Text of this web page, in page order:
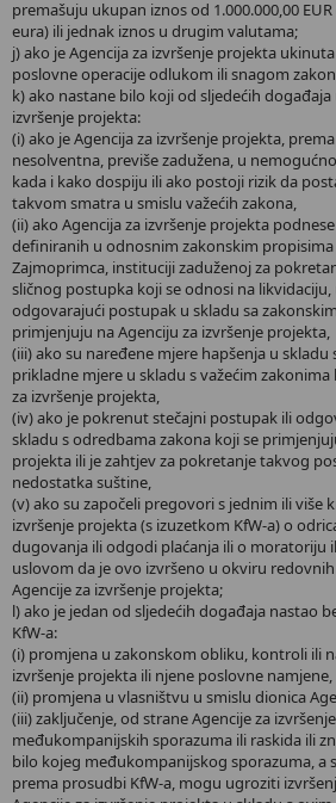
premašuju ukupan iznos od 1.000.000,00
eura) ili jednak iznos u drugim valutama;
j) ako je Agencija za izvršenje projekta
poslovne operacije odlukom ili snagom
k) ako nastane bilo koji od sljedećih
izvršenje projekta:
(i) ako je Agencija za izvršenje projekta,
nesolventna, previše zadužena, u
kada i kako dospiju ili ako postoji rizik da
takvom smatra u smislu važećih zakona,
(ii) ako Agencija za izvršenje projekta
definiranih u odnosnim zakonskim
Zajmoprimca, instituciji zaduženoj za
sličnog postupka koji se odnosi na
odgovarajući postupak u skladu sa
primjenjuju na Agenciju za izvršenje projekta,
(iii) ako su naređene mjere hapšenja u skladu
prikladne mjere u skladu s važećim
za izvršenje projekta,
(iv) ako je pokrenut stečajni postupak ili
skladu s odredbama zakona koji se
projekta ili je zahtjev za pokretanje takvog
nedostatka suštine,
(v) ako su započeli pregovori s jednim ili više
izvršenje projekta (s izuzetkom KfW-a) o
dugovanja ili odgodi plaćanja ili o moratoriju
uslovom da je ovo izvršeno u okviru
Agencije za izvršenje projekta;
l) ako je jedan od sljedećih događaja nastao
KfW-a:
(i) promjena u zakonskom obliku, kontroli ili
izvršenje projekta ili njene poslovne namjene,
(ii) promjena u vlasništvu u smislu dionica
(iii) zaključenje, od strane Agencije za
međukompanijskih sporazuma ili raskida ili
bilo kojeg međukompanijskog sporazuma, a
prema prosudbi KfW-a, mogu ugroziti